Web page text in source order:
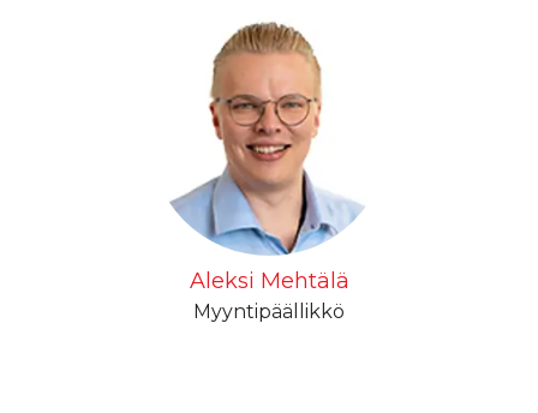
Aleksi Mehtälä
Myyntipäällikkö